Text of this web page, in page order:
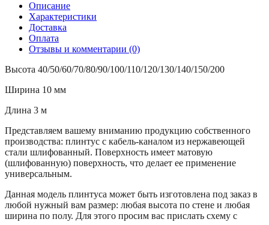
Описание
Характеристики
Доставка
Оплата
Отзывы и комментарии (0)
Высота 40/50/60/70/80/90/100/110/120/130/140/150/200
Ширина 10 мм
Длина 3 м
Представляем вашему вниманию продукцию собственного
производства: плинтус с кабель-каналом из нержавеющей
стали шлифованный. Поверхность имеет матовую
(шлифованную) поверхность, что делает ее применение
универсальным.
Данная модель плинтуса может быть изготовлена под заказ в
любой нужный вам размер: любая высота по стене и любая
ширина по полу. Для этого просим вас прислать схему с